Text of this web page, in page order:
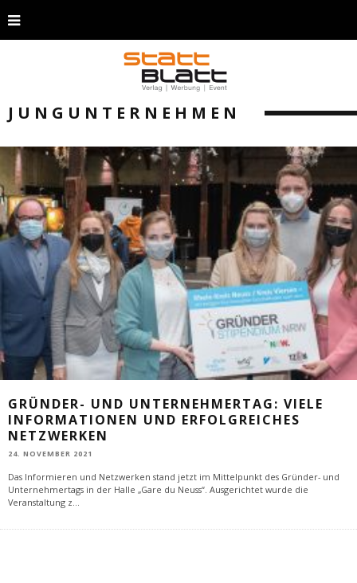
JUNGUNTERNEHMEN
GRÜNDER- UND UNTERNEHMERTAG: VIELE
INFORMATIONEN UND ERFOLGREICHES
NETZWERKEN
24. NOVEMBER 2021
Das Informieren und Netzwerken stand jetzt im Mittelpunkt des Gründer- und
Unternehmertags in der Halle „Gare du Neuss“. Ausgerichtet wurde die
Veranstaltung z...